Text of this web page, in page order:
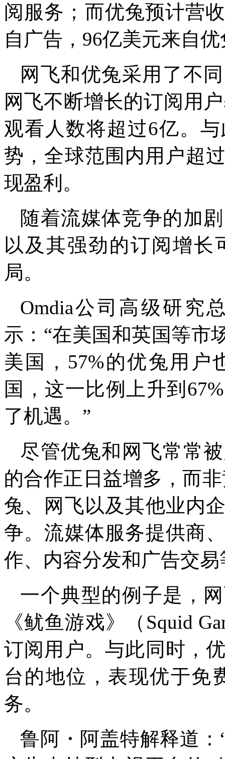
阅服务；而优兔预计营
自广告，96亿美元来自
网飞和优兔采用了不
网飞不断增长的订阅用
观看人数将超过6亿。
势，全球范围内用户超
现盈利。
随着流媒体竞争的加
以及其强劲的订阅增长
局。
Omdia公司高级研究
示：“在美国和英国等市
美国，57%的优兔用户
国，这一比例上升到
了机遇。”
尽管优兔和网飞常常
的合作正日益增多，而
兔、网飞以及其他业内
争。流媒体服务提供商
作、内容分发和广告交
一个典型的例子是，
《鱿鱼游戏》（Squid
订阅用户。与此同时，
台的地位，表现优于免
务。
鲁阿・阿盖特解释道